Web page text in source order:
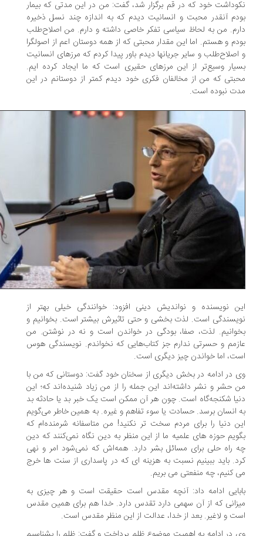
خود که در قم برگزار شد، گفت: من در این مدتی که بیمار
آنقدر محبت و انسانیت دیدم که به اندازه چند نسل ذخیره
من به لحاظ سیاسی تفکر خاصی داشته و دارم. من اصلاح‌طلب
و هستم. اما این مقدار محبتی که از همه دوستان اعم از اصولگرا
و سایر جریانها دیدم باور پیدا کردم که مرزهای انسانیت
وسیع‌تر از این مرزهای حقیری است که ما ایجاد کرده ایم.
که من از مخالفان فکری خود دیدم کمتر از دوستانم در این
نبوده است.
نویسنده و نواندیش دینی افزود: خوانندگی خیلی بهتر از
است. لذت بخشی و حتی تاثیرش بیشتر است. بخوانیم و
لذت، صفا، بودگی در خواندن است و نه در نوشتن. من
و حسرتی ندارم جز کتاب‌هایی که نخواندم. نویسندگی هوس
اما خواندن چیز دیگری است.
در ادامه در بخش دیگری از سخنان خود گفت: دوستانی که من با
حشر و نشر داشته‌اند این جمله را از من زیاد شنیده‌اند که؛ این
شکنجه‌گاه است. چون هر آن ممکن است یک خبر بد یا حادثه بد
انسان برسد. حسادت یا سوء تفاهم و غیره. به همین خاطر می‌گویم
دنیا را برای مردم سخت تر نکنید! من متاسفانه شرمنده‌ام که
حوزه های علمیه ما از این منظر به دین نگاه نمی‌کنند که دین
راه حلی برای مسائل بشر دارد. همه‌اش که نمی‌شود امر و نهی
باید ببینیم نسبت به هزینه ای که در پاسداری از سنت ها خرج
کنیم، چه منفعتی می بریم.
ادامه داد: آنچه مقدس است حقیقت است و هر چیزی به
که از آن سهمی دارد تقدس دارد. خدا هم برای همین مقدس
و لاغیر. بعد از خدا، عدالت از این منظر مقدس است.